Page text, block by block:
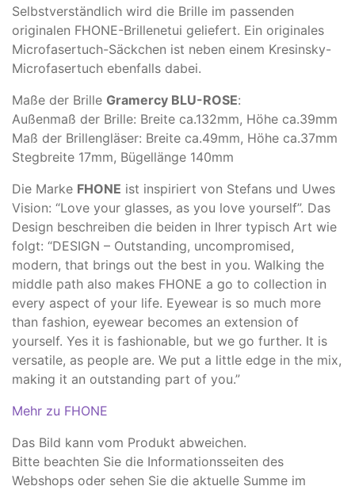
Selbstverständlich wird die Brille im passenden
originalen FHONE-Brillenetui geliefert. Ein originales
Microfasertuch-Säckchen ist neben einem Kresinsky-
Microfasertuch ebenfalls dabei.
Maße der Brille Gramercy BLU-ROSE:
Außenmaß der Brille: Breite ca.132mm, Höhe ca.39mm
Maß der Brillengläser: Breite ca.49mm, Höhe ca.37mm
Stegbreite 17mm, Bügellänge 140mm
Die Marke FHONE ist inspiriert von Stefans und Uwes
Vision: “Love your glasses, as you love yourself”. Das
Design beschreiben die beiden in Ihrer typisch Art wie
folgt: “DESIGN – Outstanding, uncompromised,
modern, that brings out the best in you. Walking the
middle path also makes FHONE a go to collection in
every aspect of your life. Eyewear is so much more
than fashion, eyewear becomes an extension of
yourself. Yes it is fashionable, but we go further. It is
versatile, as people are. We put a little edge in the mix,
making it an outstanding part of you.”
Mehr zu FHONE
Das Bild kann vom Produkt abweichen.
​Bitte beachten Sie die Informationsseiten des
Webshops oder sehen Sie die aktuelle Summe im